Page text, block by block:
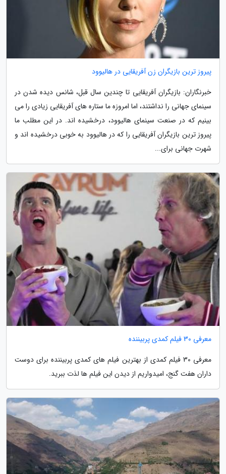
پیروز ترین بازیگران زن آفریقایی در هالیوود
خبرنگاران: بازیگران آفریقایی تا چندین سال قبل، شانس دیده شدن در
سینمای جهانی را نداشتند، اما امروزه ما ستاره های آفریقایی زیادی را می
بینیم که در صنعت سینمای هالیوود، درخشیده اند. در این مطلب ما
پیروز ترین بازیگران آفریقایی را که در هالیوود به خوبی درخشیده اند و
شهرت جهانی برای...
معرفی 30 فیلم کمدی پربیننده
معرفی 30 فیلم کمدی از بهترین فیلم های کمدی پربیننده برای دوست
داران هفت گنج، امیدواریم از دیدن این فیلم ها لذت ببرید.